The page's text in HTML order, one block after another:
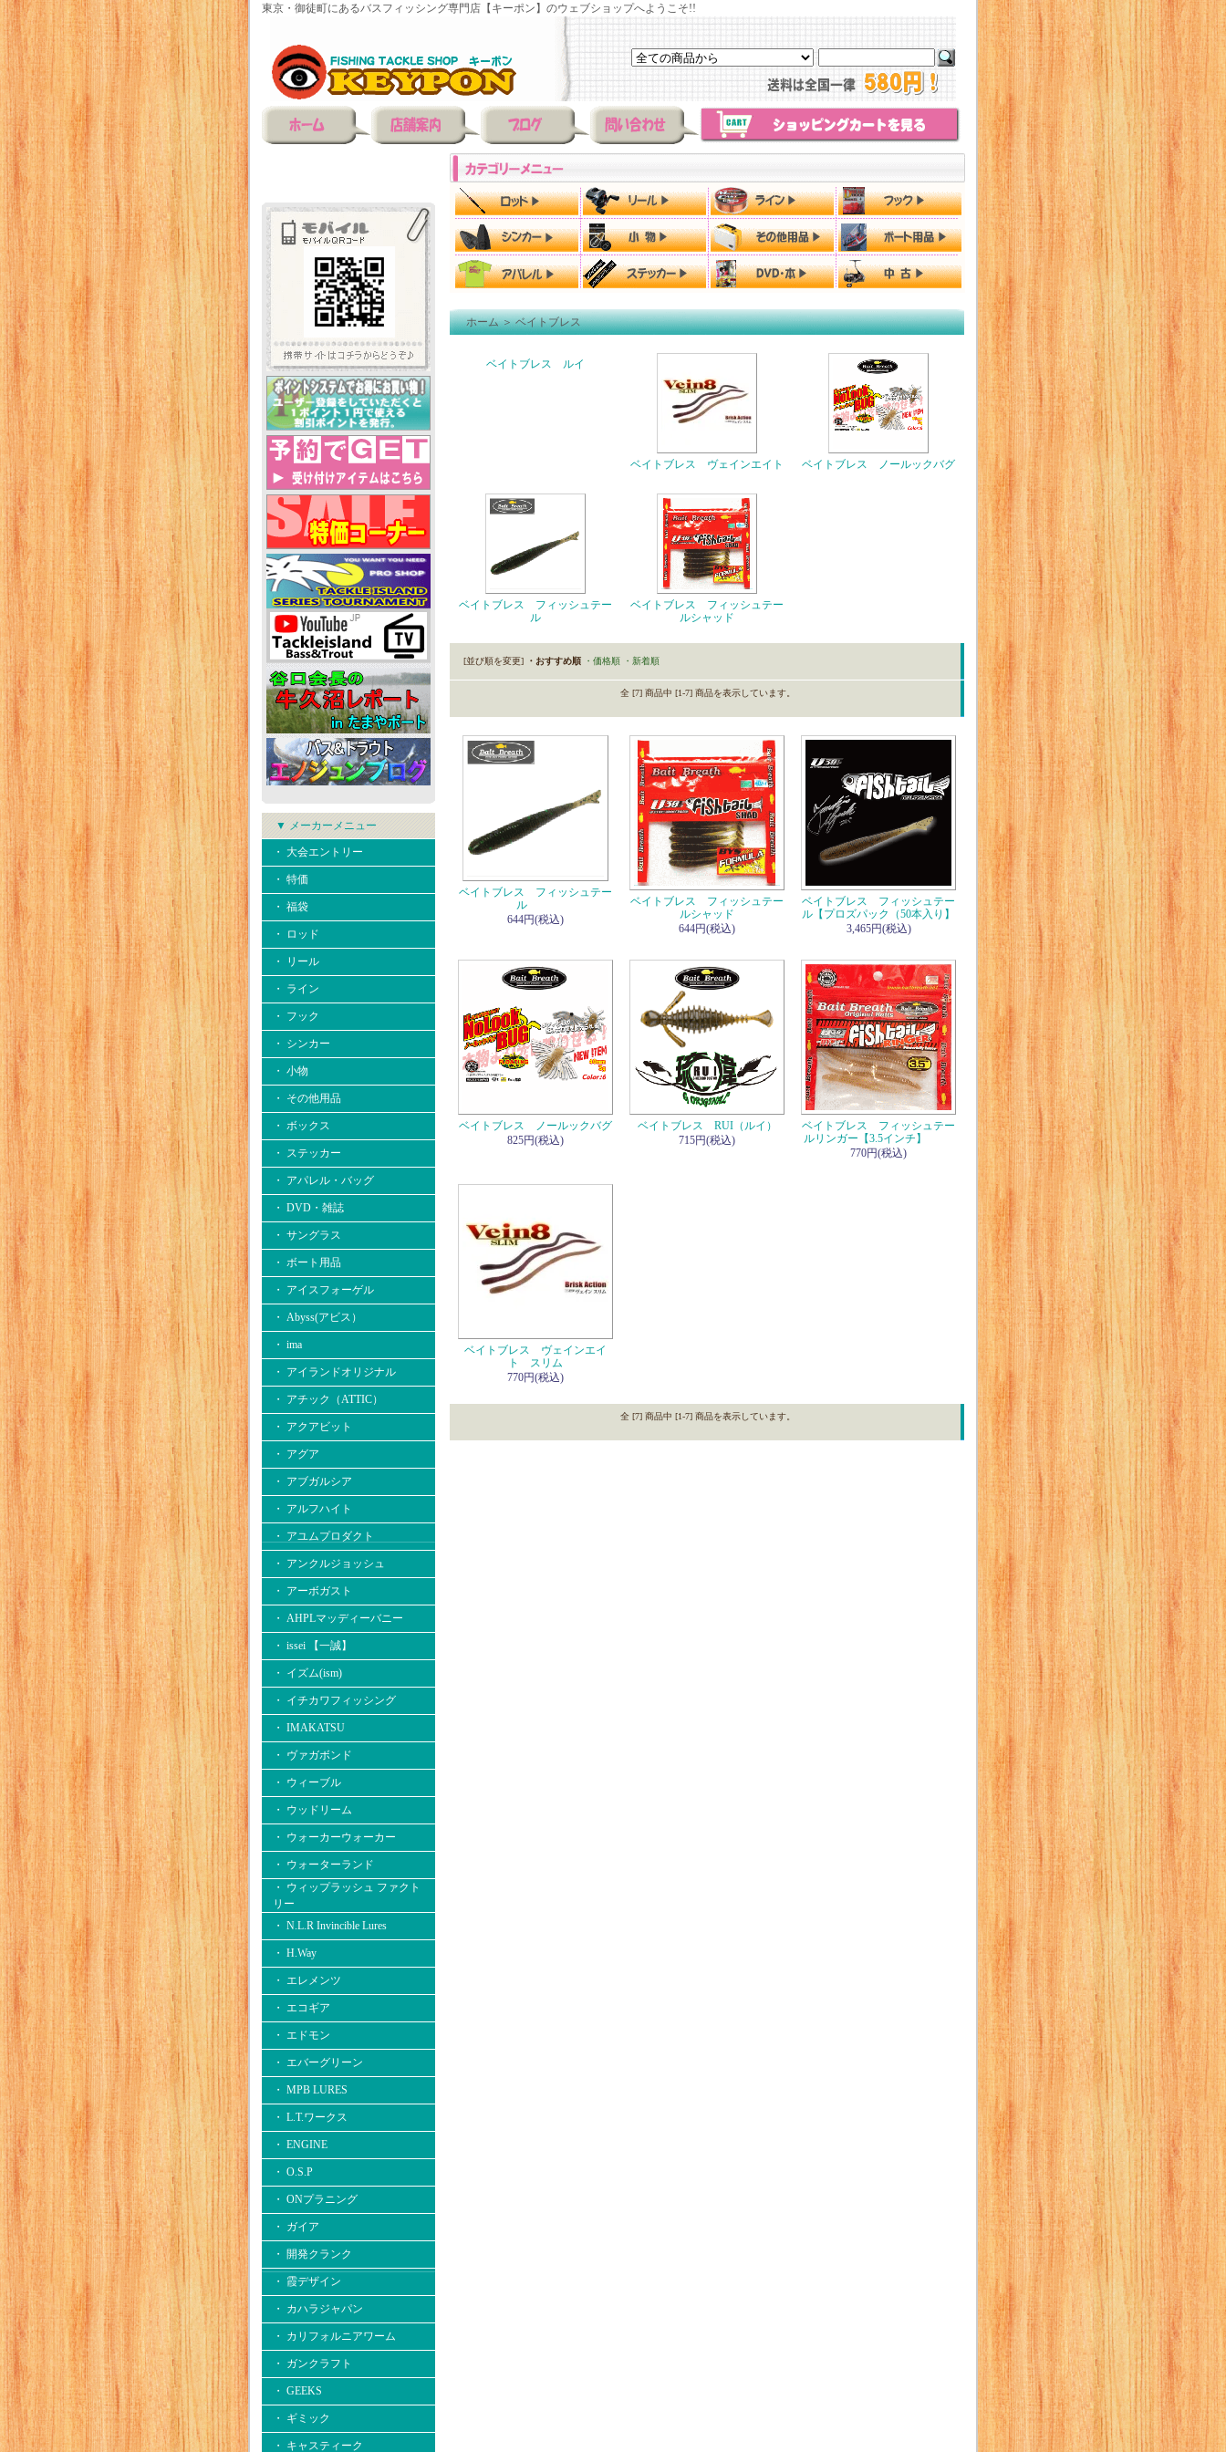
東京・御徒町にあるバスフィッシング専門店【キーポン】のウェブショップへようこそ!!
▼ メーカーメニュー
・ 大会エントリー
・ 特価
・ 福袋
・ ロッド
・ リール
・ ライン
・ フック
・ シンカー
・ 小物
・ その他用品
・ ボックス
・ ステッカー
・ アパレル・バッグ
・ DVD・雑誌
・ サングラス
・ ボート用品
・ アイスフォーゲル
・ Abyss(アビス）
・ ima
・ アイランドオリジナル
・ アチック（ATTIC）
・ アクアビット
・ アグア
・ アブガルシア
・ アルフハイト
・ アユムプロダクト
・ アンクルジョッシュ
・ アーボガスト
・ AHPLマッディーバニー
・ issei 【一誠】
・ イズム(ism)
・ イチカワフィッシング
・ IMAKATSU
・ ヴァガボンド
・ ウィーブル
・ ウッドリーム
・ ウォーカーウォーカー
・ ウォーターランド
・ ウィップラッシュ ファクト
リー
・ N.L.R Invincible Lures
・ H.Way
・ エレメンツ
・ エコギア
・ エドモン
・ エバーグリーン
・ MPB LURES
・ L.T.ワークス
・ ENGINE
・ O.S.P
・ ONプラニング
・ ガイア
・ 開発クランク
・ 霞デザイン
・ カハラジャパン
・ カリフォルニアワーム
・ ガンクラフト
・ GEEKS
・ ギミック
・ キャスティーク
ホーム＞ベイトブレス
ベイトブレス ルイ
ベイトブレス ヴェインエイト ベイトブレス ノールックバグ
ベイトブレス フィッシュテー
ル
ベイトブレス フィッシュテー
ルシャッド
[並び順を変更] ・おすすめ順 ・価格順 ・新着順
全 [7] 商品中 [1-7] 商品を表示しています。
ベイトブレス フィッシュテー
ル
644円(税込)
ベイトブレス フィッシュテー
ルシャッド
644円(税込)
ベイトブレス フィッシュテー
ル【プロズパック（50本入り】
3,465円(税込)
ベイトブレス ノールックバグ
825円(税込)
ベイトブレス RUI（ルイ）
715円(税込)
ベイトブレス フィッシュテー
ルリンガー【3.5インチ】
770円(税込)
ベイトブレス ヴェインエイ
ト スリム
770円(税込)
全 [7] 商品中 [1-7] 商品を表示しています。